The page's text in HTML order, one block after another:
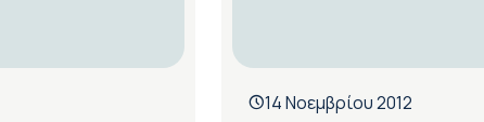
14 Νοεμβρίου 2012